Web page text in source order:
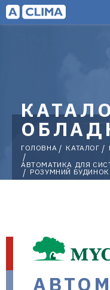
дистриб'ютор
кліматичного
обладнання
ГОЛОВНА КАТАЛОГ
АВТОМАТИКА ДЛЯ
РОЗУМНИЙ БУДИНОК